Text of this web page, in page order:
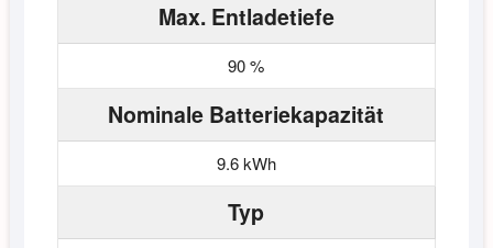
Max. Entladetiefe
90 %
Nominale Batteriekapazität
9.6 kWh
Typ